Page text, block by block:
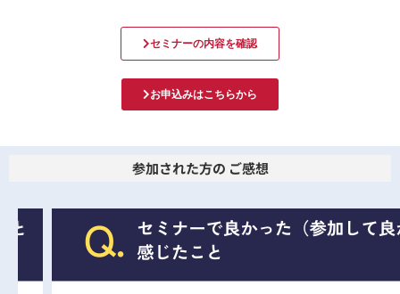
セミナーの内容を確認
お申込みはこちらから
参加された方の ご感想